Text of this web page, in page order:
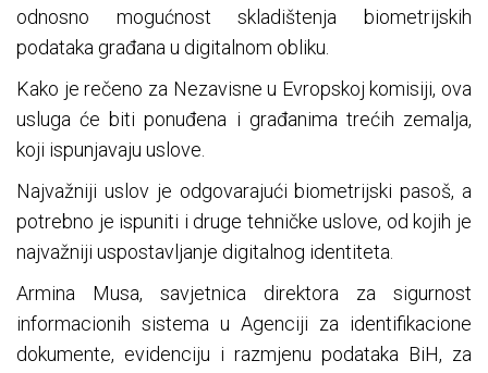
odnosno mogućnost skladištenja biometrijskih
podataka građana u digitalnom obliku.
Kako je rečeno za Nezavisne u Evropskoj komisiji, ova
usluga će biti ponuđena i građanima trećih zemalja,
koji ispunjavaju uslove.
Najvažniji uslov je odgovarajući biometrijski pasoš, a
potrebno je ispuniti i druge tehničke uslove, od kojih je
najvažniji uspostavljanje digitalnog identiteta.
Armina Musa, savjetnica direktora za sigurnost
informacionih sistema u Agenciji za identifikacione
dokumente, evidenciju i razmjenu podataka BiH, za